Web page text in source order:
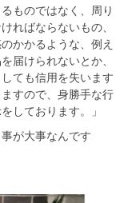
ものではなく、周り
ればならないもの、
かかるような、例え
届けられないとか、
ても信用を失います
すので、身勝手な行
しております。」
が大事なんです